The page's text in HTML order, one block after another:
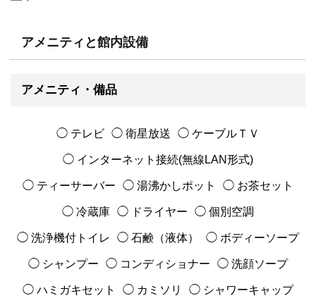
アメニティと館内設備
アメニティ・備品
◯ テレビ ◯ 衛星放送 ◯ ケーブルＴＶ
◯ インターネット接続(無線LAN形式)
◯ ティーサーバー ◯ 湯沸かしポット ◯ お茶セット
◯ 冷蔵庫 ◯ ドライヤー ◯ 個別空調
◯ 洗浄機付トイレ ◯ 石鹸（液体） ◯ ボディーソープ
◯ シャンプー ◯ コンディショナー ◯ 洗顔ソープ
◯ ハミガキセット ◯ カミソリ ◯ シャワーキャップ